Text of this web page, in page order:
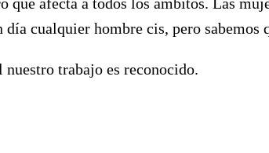
cualquier hombre cis, pero sabemos
trabajo es reconocido.